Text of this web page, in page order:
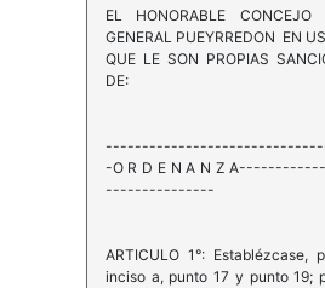
EL HONORABLE CONCEJO
GENERAL PUEYRREDON EN
QUE LE SON PROPIAS
DE:
-O R D E N A N Z
---------------
ARTICULO 1°:
inciso a, punto 17 y punto 19;